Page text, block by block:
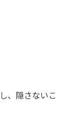
し、隠さないこ